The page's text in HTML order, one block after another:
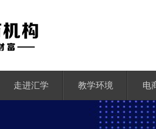
走进汇学 教学环境 电